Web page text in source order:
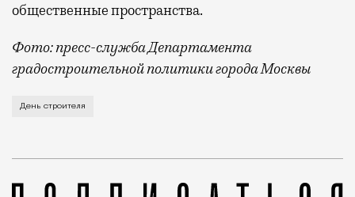
общественные пространства.
Фото: пресс-служба Департамента
градостроительной политики города Москвы
В этом году профессиональный праздник День
День строителя